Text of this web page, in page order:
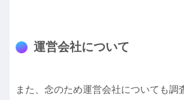
運営会社について
また、念のため運営会社についても調